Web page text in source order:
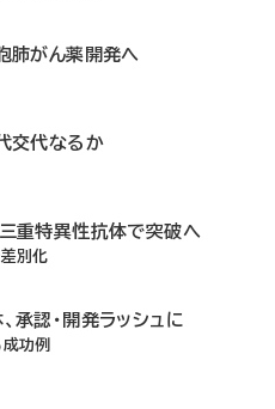
肺がん薬開発へ
交代なるか
三重特異性抗体で突破へ
別化
、承認・開発ラッシュに
功例